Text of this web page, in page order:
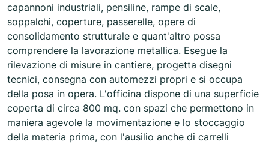
capannoni industriali, pensiline, rampe di scale,
soppalchi, coperture, passerelle, opere di
consolidamento strutturale e quant'altro possa
comprendere la lavorazione metallica. Esegue la
rilevazione di misure in cantiere, progetta disegni
tecnici, consegna con automezzi propri e si occupa
della posa in opera. L'officina dispone di una superficie
coperta di circa 800 mq. con spazi che permettono in
maniera agevole la movimentazione e lo stoccaggio
della materia prima, con l'ausilio anche di carrelli